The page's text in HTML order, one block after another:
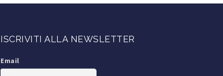
ISCRIVITI ALLA NEWSLETTER
Email